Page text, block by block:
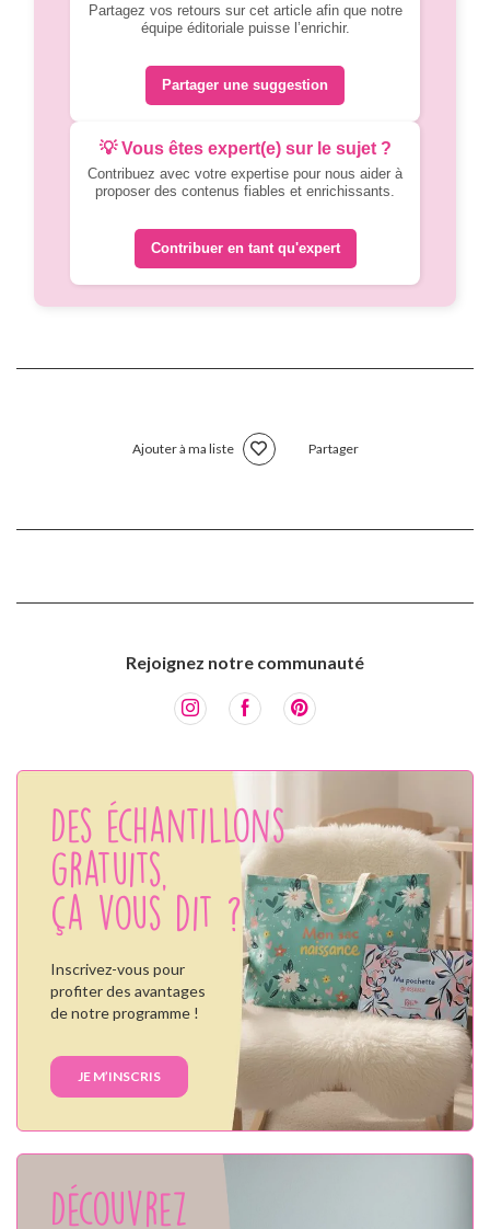
Partagez vos retours sur cet article afin que notre
équipe éditoriale puisse l’enrichir.
Partager une suggestion
💡 Vous êtes expert(e) sur le sujet ?
Contribuez avec votre expertise pour nous aider à
proposer des contenus fiables et enrichissants.
Contribuer en tant qu'expert
Ajouter à ma liste Partager
Rejoignez notre communauté
Des échantillons
gratuits,
ça vous dit ?
Inscrivez-vous pour
profiter des avantages
de notre programme !
JE M’INSCRIS
Découvrez